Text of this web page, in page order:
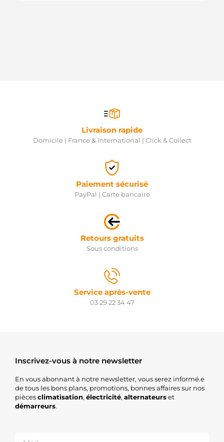
Livraison rapide
Domicile | France & International | Click & Collect
Paiement sécurisé
PayPal | Carte bancaire
Retours gratuits
Sous conditions
Service après-vente
03 29 22 34 47
Inscrivez-vous à notre newsletter
En vous abonnant à notre newsletter, vous serez informé.e
de tous les bons plans, promotions, bonnes affaires sur nos
piècesclimatisation, électricité, alternateurset
démarreurs.